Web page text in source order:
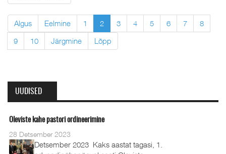
Algus Eelmine 1 2 3 4 5 6 7
8
9
10 Järgmine Lõpp
UUDISED
Oleviste kahe pastori ordineerimine
28 Detsember 2023
Detsember 2023 Kaks aastat tagasi, 1.